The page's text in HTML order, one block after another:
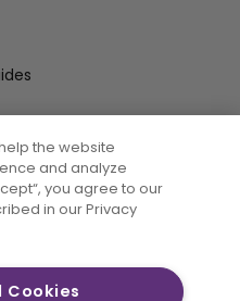
Entrez
the website
and analyze
you agree to our
in our Privacy
Cookies